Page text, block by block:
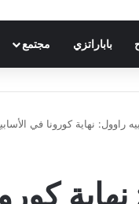
باباراتزي مجتمع
راوول: نهاية كورونا في